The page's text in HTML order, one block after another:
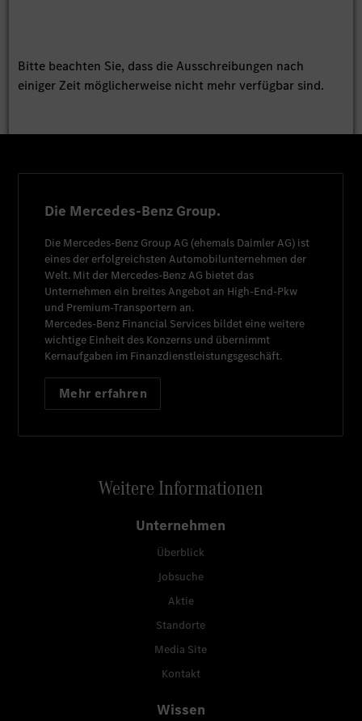
Bitte beachten Sie, dass die Ausschreibungen nach
einiger Zeit möglicherweise nicht mehr verfügbar sind.
Die Mercedes-Benz Group.
Die Mercedes-Benz Group AG (ehemals Daimler AG) ist
eines der erfolgreichsten Automobilunternehmen der
Welt. Mit der Mercedes-Benz AG bietet das
Unternehmen ein breites Angebot an High-End-Pkw
und Premium-Transportern an.
Mercedes-Benz Financial Services bildet eine weitere
wichtige Einheit des Konzerns und übernimmt
Kernaufgaben im Finanzdienstleistungsgeschäft.
Mehr erfahren
Weitere Informationen
Unternehmen
Überblick
Jobsuche
Aktie
Standorte
Media Site
Kontakt
Wissen